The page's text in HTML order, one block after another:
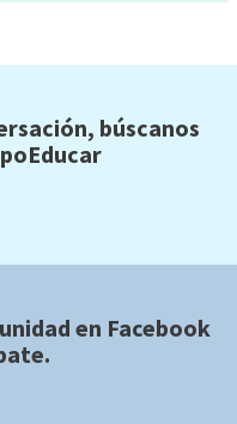
búscanos
en Facebook